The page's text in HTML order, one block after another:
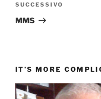
Articolo
successivo
SUCCESSIVO
MMS
IT’S MORE